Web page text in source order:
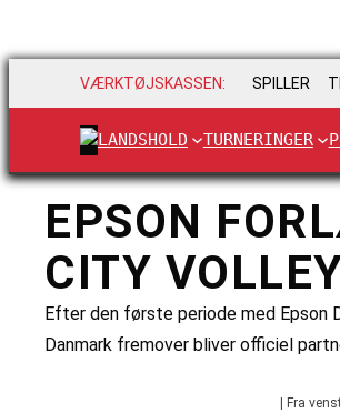
VÆRKTØJSKASSEN: SPILLER
LANDSHOLD TURNERINGER
EPSON
CITY
Efter den første periode med Epson
Danmark fremover bliver officiel
| Fra